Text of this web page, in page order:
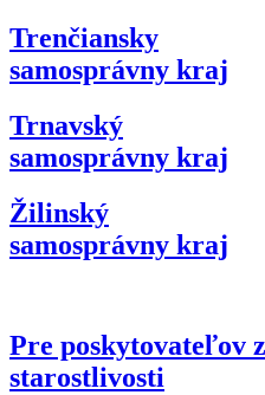
Trenčiansky
samosprávny kraj
Trnavský
samosprávny kraj
Žilinský
samosprávny kraj
Pre poskytovateľov
starostlivosti